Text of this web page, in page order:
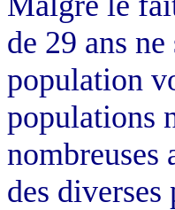
de 29 ans
population
populations
nombreuses
des